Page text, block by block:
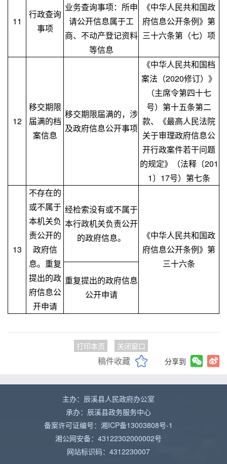
11
行政查询
事项
业务查询事项：所申
请公开信息属于工
商、不动产登记资料
等信息
《中华人民共和国政
府信息公开条例》第
三十六条第（七）项
12
移交期限
届满的档
案信息
移交期限届满的，涉
及政府信息公开事项
《中华人民共和国档
案法（2020修订）》
（主席令第四十七
号）第十五条第二
款、《最高人民法院
关于审理政府信息公
开行政案件若干问题
的规定》（法释〔201
1〕17号）第七条
13
不存在的
或不属于
本机关负
责公开的
政府信
息。重复
提出的政
府信息公
开申请
经检索没有或不属于
本行政机关负责公开
的政府信息。
《中华人民共和国政
府信息公开条例》第
三十六条
重复提出的政府信息
公开申请
打印本页 关闭窗口
稿件收藏 分享到
主办：辰溪县人民政府办公室
承办：辰溪县政务服务中心
备案许可证编号：湘ICP备13003808号-1
湘公网安备：43122302000002号
网站标识码：4312230007